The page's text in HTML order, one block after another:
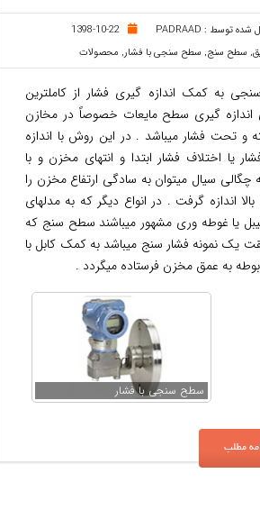
آب و فاضلاب
صنایع غذایی
ابزار دقیق
الکتریکال
شده توسط : PADRAAD
1398-10-22
, سطح سنج, سطح سنجی با فشار, محصولات
به کمک اندازه گیری فشار از کاملترین
اندازه گیری سطح مایعات خصوصاً در مخازن
و تحت فشار میباشد . در این روش با اندازه
یا اختلاف فشار ابتدا و انتهای مخزن و با
چگالی سیال میتوان به سادگی ارتفاع مخزن را
اندازه گرفت . در انواع دیگر که به مدلهای
یا غوطه وری مشهور میباشند سطح سنج که
یک نمونه فشار سنج میباشد به کمک کابل با
به عمق مخزن فرستاده میگردد .
سطح سنجی با فشار
مطلب